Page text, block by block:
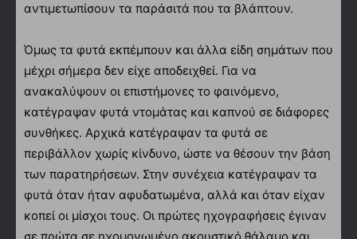
αντιμετωπίσουν τα παράσιτά που τα βλάπτουν.
Όμως τα φυτά εκπέμπουν και άλλα είδη σημάτων που
μέχρι σήμερα δεν είχε αποδειχθεί. Για να
ανακαλύψουν οι επιστήμονες το φαινόμενο,
κατέγραψαν φυτά ντομάτας και καπνού σε διάφορες
συνθήκες. Αρχικά κατέγραψαν τα φυτά σε
περιβάλλον χωρίς κίνδυνο, ώστε να θέσουν την βάση
των παρατηρήσεων. Στην συνέχεια κατέγραψαν τα
φυτά όταν ήταν αφυδατωμένα, αλλά και όταν είχαν
κοπεί οι μίσχοι τους. Οι πρώτες ηχογραφήσεις έγιναν